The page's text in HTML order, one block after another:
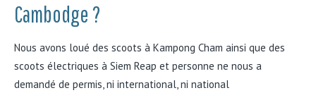
Cambodge ?
Nous avons loué des scoots à Kampong Cham ainsi que des
scoots électriques à Siem Reap et personne ne nous a
demandé de permis, ni international, ni national